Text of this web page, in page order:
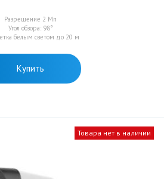
Разрешение 2 Мп
Угол обзора: 98°
белым светом до 20 м
Купить
Товара нет в наличии